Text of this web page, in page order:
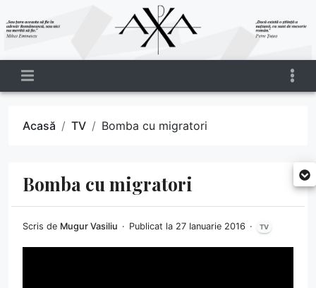
Acasă TV Bomba cu migratori
Bomba cu migratori
Scris de Mugur Vasiliu Publicat la 27 Ianuarie 2016 TV